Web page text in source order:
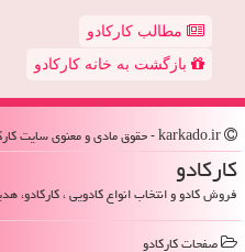
مطالب کارکادو
بازگشت به خانه کارکادو
كاركادو
فروش کادو و انتخاب انواع کادویی ،
صفحات كاركادو